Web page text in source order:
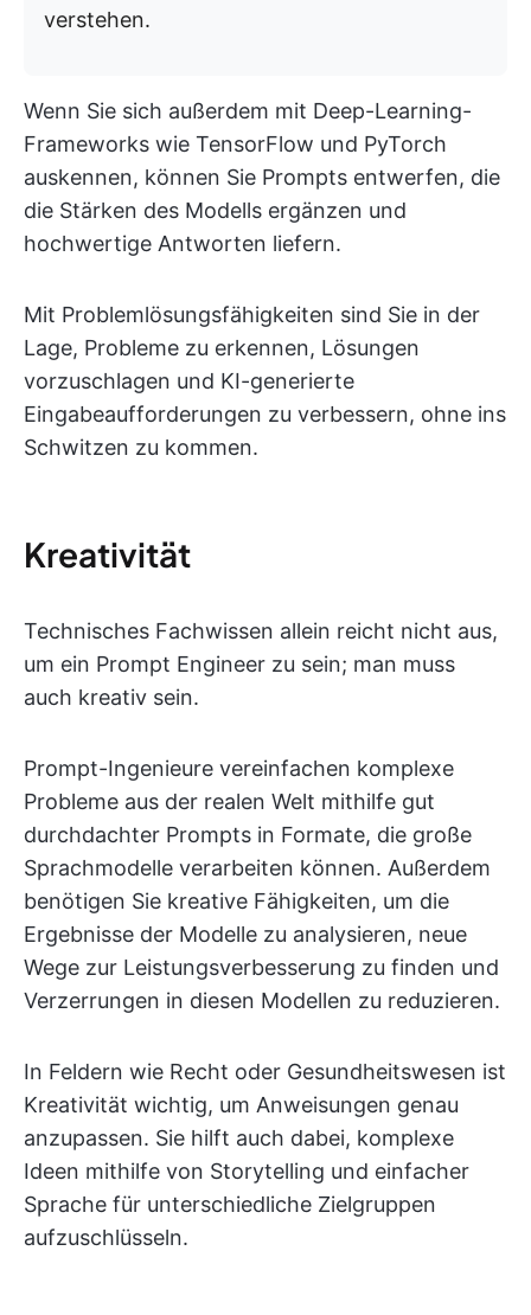
verstehen.
Wenn Sie sich außerdem mit Deep-Learning-
Frameworks wie TensorFlow und PyTorch
auskennen, können Sie Prompts entwerfen, die
die Stärken des Modells ergänzen und
hochwertige Antworten liefern.
Mit Problemlösungsfähigkeiten sind Sie in der
Lage, Probleme zu erkennen, Lösungen
vorzuschlagen und KI-generierte
Eingabeaufforderungen zu verbessern, ohne ins
Schwitzen zu kommen.
Kreativität
Technisches Fachwissen allein reicht nicht aus,
um ein Prompt Engineer zu sein; man muss
auch kreativ sein.
Prompt-Ingenieure vereinfachen komplexe
Probleme aus der realen Welt mithilfe gut
durchdachter Prompts in Formate, die große
Sprachmodelle verarbeiten können. Außerdem
benötigen Sie kreative Fähigkeiten, um die
Ergebnisse der Modelle zu analysieren, neue
Wege zur Leistungsverbesserung zu finden und
Verzerrungen in diesen Modellen zu reduzieren.
In Feldern wie Recht oder Gesundheitswesen ist
Kreativität wichtig, um Anweisungen genau
anzupassen. Sie hilft auch dabei, komplexe
Ideen mithilfe von Storytelling und einfacher
Sprache für unterschiedliche Zielgruppen
aufzuschlüsseln.